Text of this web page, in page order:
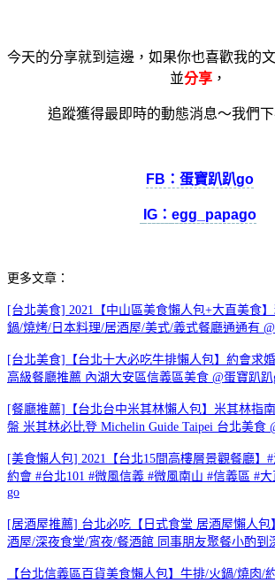
今天的分享就到這邊，如果你也喜歡我的
並分享 ，
追蹤獲得最即時的動態消息～我們
FB：蛋寶趴趴go
IG： egg_papago
更多文章：
[台北美食] 2021【中山區美食懶人包+大直美食
鍋/燒烤/日本料理/居酒屋/美式/義式餐廳通通有
[台北美食]【台北十大必吃牛排懶人包】約會求
高級餐廳推薦 內湖大安區信義區美食 @蛋寶趴趴
[餐廳推薦]【台北台中米其林懶人包】米其林指
盤 米其林必比登 Michelin Guide Taipei 台北美食
[美食懶人包] 2021【台北15間高樓層景觀餐廳】
約會 #台北101 #微風信義 #微風南山 #信義區 #
go
[居酒屋推薦] 台北必吃【日式食堂 居酒屋懶人
酒屋/深夜食堂/宵夜/餐酒館 同事朋友聚餐小酌到
【台北信義區百貨美食懶人包】牛排/火鍋/燒肉/